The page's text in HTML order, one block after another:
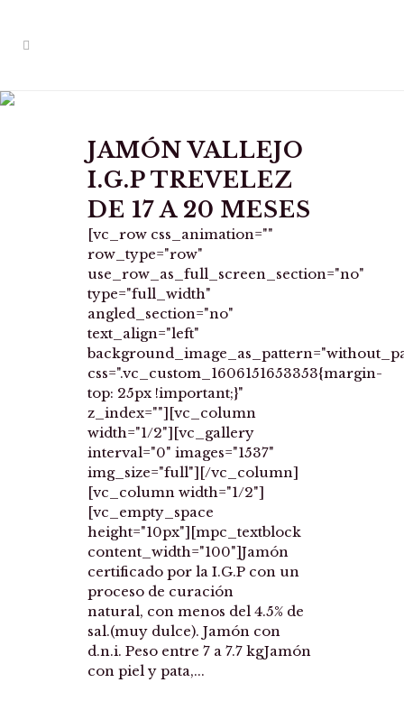
JAMÓN VALLEJO
I.G.P TREVELEZ
DE 17 A 20 MESES
[vc_row css_animation=""
row_type="row"
use_row_as_full_screen_section="no"
type="full_width"
angled_section="no"
text_align="left"
css=".vc_custom_1606151653353{margin-
top: 25px !important;}"
z_index=""][vc_column
width="1/2"][vc_gallery
interval="0" images="1537"
img_size="full"][/vc_column]
[vc_column width="1/2"]
[vc_empty_space
height="10px"][mpc_textblock
content_width="100"]Jamón
certificado por la I.G.P con un
proceso de curación
natural, con menos del 4.5% de
sal.(muy dulce). Jamón con
d.n.i. Peso entre 7 a 7.7 kgJamón
con piel y pata,...